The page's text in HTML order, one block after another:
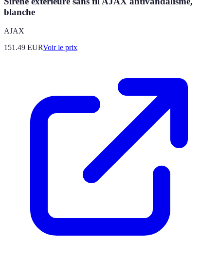
blanche
AJAX
151.49 EURVoir le prix